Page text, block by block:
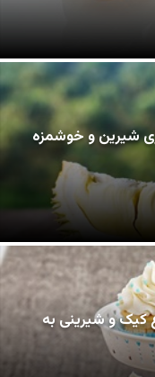
شیرین و خوشمزه
کیک و شیرینی به